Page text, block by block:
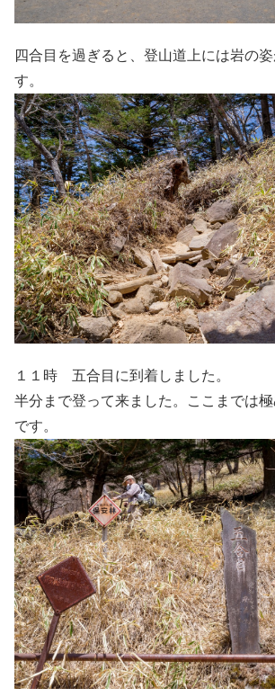
四合目を過ぎると、登山道上には岩の
す。
１１時 五合目に到着しました。
半分まで登って来ました。ここまでは
です。